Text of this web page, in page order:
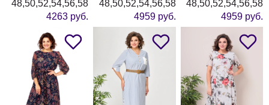
48,50,52,54,56,58
4263 руб.
48,50,52,54,56,58
4959 руб.
48,50,52,54,56,58
4959 руб.